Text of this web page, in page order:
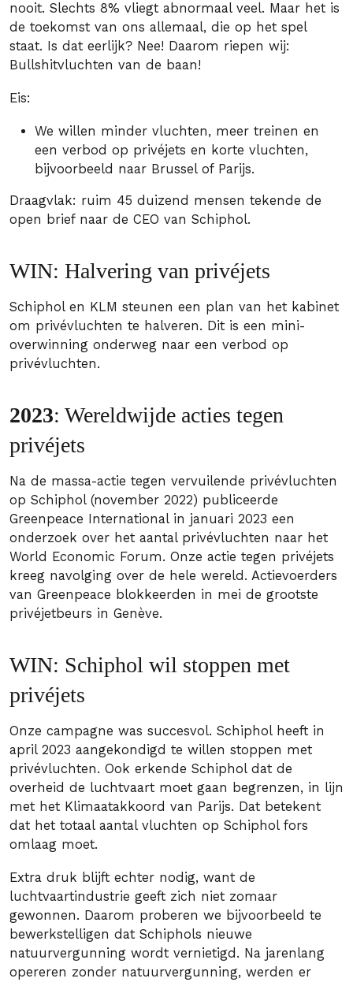
nooit. Slechts 8% vliegt abnormaal veel. Maar het is
de toekomst van ons allemaal, die op het spel
staat. Is dat eerlijk? Nee! Daarom riepen wij:
Bullshitvluchten van de baan!
Eis:
We willen minder vluchten, meer treinen en
een verbod op privéjets en korte vluchten,
bijvoorbeeld naar Brussel of Parijs.
Draagvlak: ruim 45 duizend mensen tekende de
open brief naar de CEO van Schiphol.
WIN: Halvering van privéjets
Schiphol en KLM steunen een plan van het kabinet
om privévluchten te halveren. Dit is een mini-
overwinning onderweg naar een verbod op
privévluchten.
2023: Wereldwijde acties tegen
privéjets
Na de massa-actie tegen vervuilende privévluchten
op Schiphol (november 2022) publiceerde
Greenpeace International in januari 2023 een
onderzoek over het aantal privévluchten naar het
World Economic Forum. Onze actie tegen privéjets
kreeg navolging over de hele wereld. Actievoerders
van Greenpeace blokkeerden in mei de grootste
privéjetbeurs in Genève.
WIN: Schiphol wil stoppen met
privéjets
Onze campagne was succesvol. Schiphol heeft in
april 2023 aangekondigd te willen stoppen met
privévluchten. Ook erkende Schiphol dat de
overheid de luchtvaart moet gaan begrenzen, in lijn
met het Klimaatakkoord van Parijs. Dat betekent
dat het totaal aantal vluchten op Schiphol fors
omlaag moet.
Extra druk blijft echter nodig, want de
luchtvaartindustrie geeft zich niet zomaar
gewonnen. Daarom proberen we bijvoorbeeld te
bewerkstelligen dat Schiphols nieuwe
natuurvergunning wordt vernietigd. Na jarenlang
opereren zonder natuurvergunning, werden er